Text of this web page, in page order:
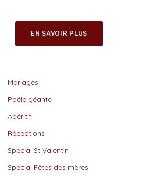
EN SAVOIR PLUS
Mariages
Poële géante
Apéritif
Réceptions
Spécial St Valentin
Spécial Fêtes des mères